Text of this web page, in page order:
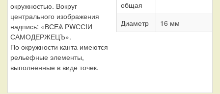
окружностью. Вокруг
центрального изображения
надпись: «ВСЕѦ РWССIИ
САМОДЕРЖЕЦЪ».
По окружности канта имеются
рельефные элементы,
выполненные в виде точек.
общая
Диаметр 16 мм